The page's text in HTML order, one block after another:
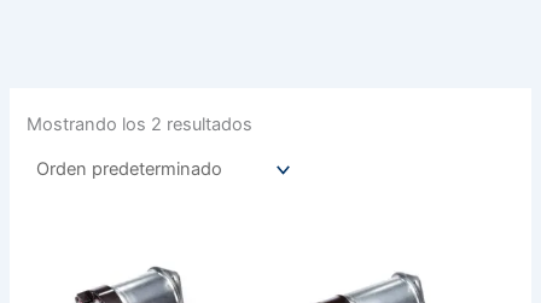
Mostrando los 2 resultados